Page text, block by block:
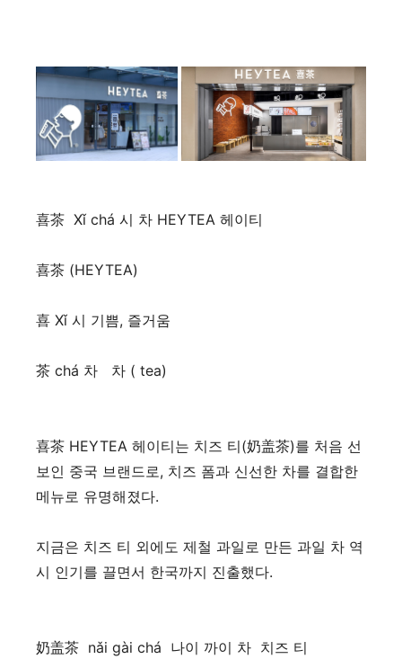
喜茶 Xǐ chá 시 차 HEYTEA 헤이티
喜茶 (HEYTEA)
喜 Xǐ 시 기쁨, 즐거움
茶 chá 차 차 ( tea)
喜茶 HEYTEA 헤이티는 치즈 티(奶盖茶)를 처음 선
보인 중국 브랜드로, 치즈 폼과 신선한 차를 결합한
메뉴로 유명해졌다.
지금은 치즈 티 외에도 제철 과일로 만든 과일 차 역
시 인기를 끌면서 한국까지 진출했다.
奶盖茶 nǎi gài chá 나이 까이 차 치즈 티